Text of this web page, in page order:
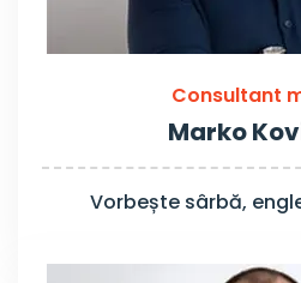
Consultant
Marko
Vorbește sârbă,